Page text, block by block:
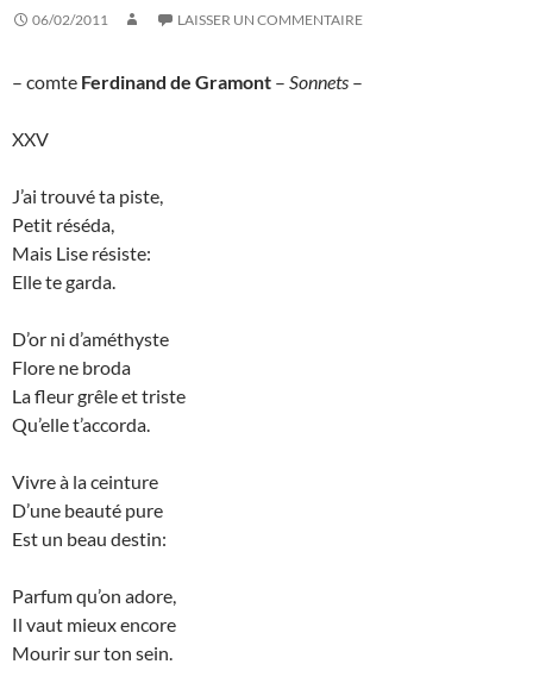
06/02/2011 LAISSER UN COMMENTAIRE
– comte Ferdinand de Gramont – Sonnets –
XXV
J’ai trouvé ta piste,
Petit réséda,
Mais Lise résiste:
Elle te garda.
D’or ni d’améthyste
Flore ne broda
La fleur grêle et triste
Qu’elle t’accorda.
Vivre à la ceinture
D’une beauté pure
Est un beau destin:
Parfum qu’on adore,
Il vaut mieux encore
Mourir sur ton sein.